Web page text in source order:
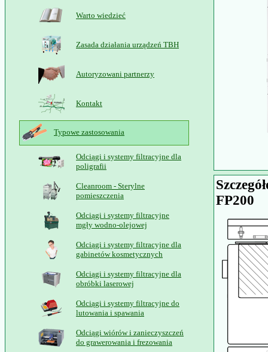
Warto wiedzieć
Zasada działania urządzeń TBH
Autoryzowani partnerzy
Kontakt
Typowe zastosowania
Odciągi i systemy filtracyjne dla
poligrafii
Cleanroom - Sterylne
pomieszczenia
Odciągi i systemy filtracyjne
mgły wodno-olejowej
Odciągi i systemy filtracyjne dla
gabinetów kosmetycznych
Odciągi i systemy filtracyjne dla
obróbki laserowej
Odciągi i systemy filtracyjne do
lutowania i spawania
Odciągi wiórów i zanieczyszczeń
do grawerowania i frezowania
FP200